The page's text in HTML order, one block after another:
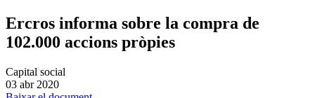
Ercros informa sobre la compra de
102.000 accions pròpies
Capital social
03 abr 2020